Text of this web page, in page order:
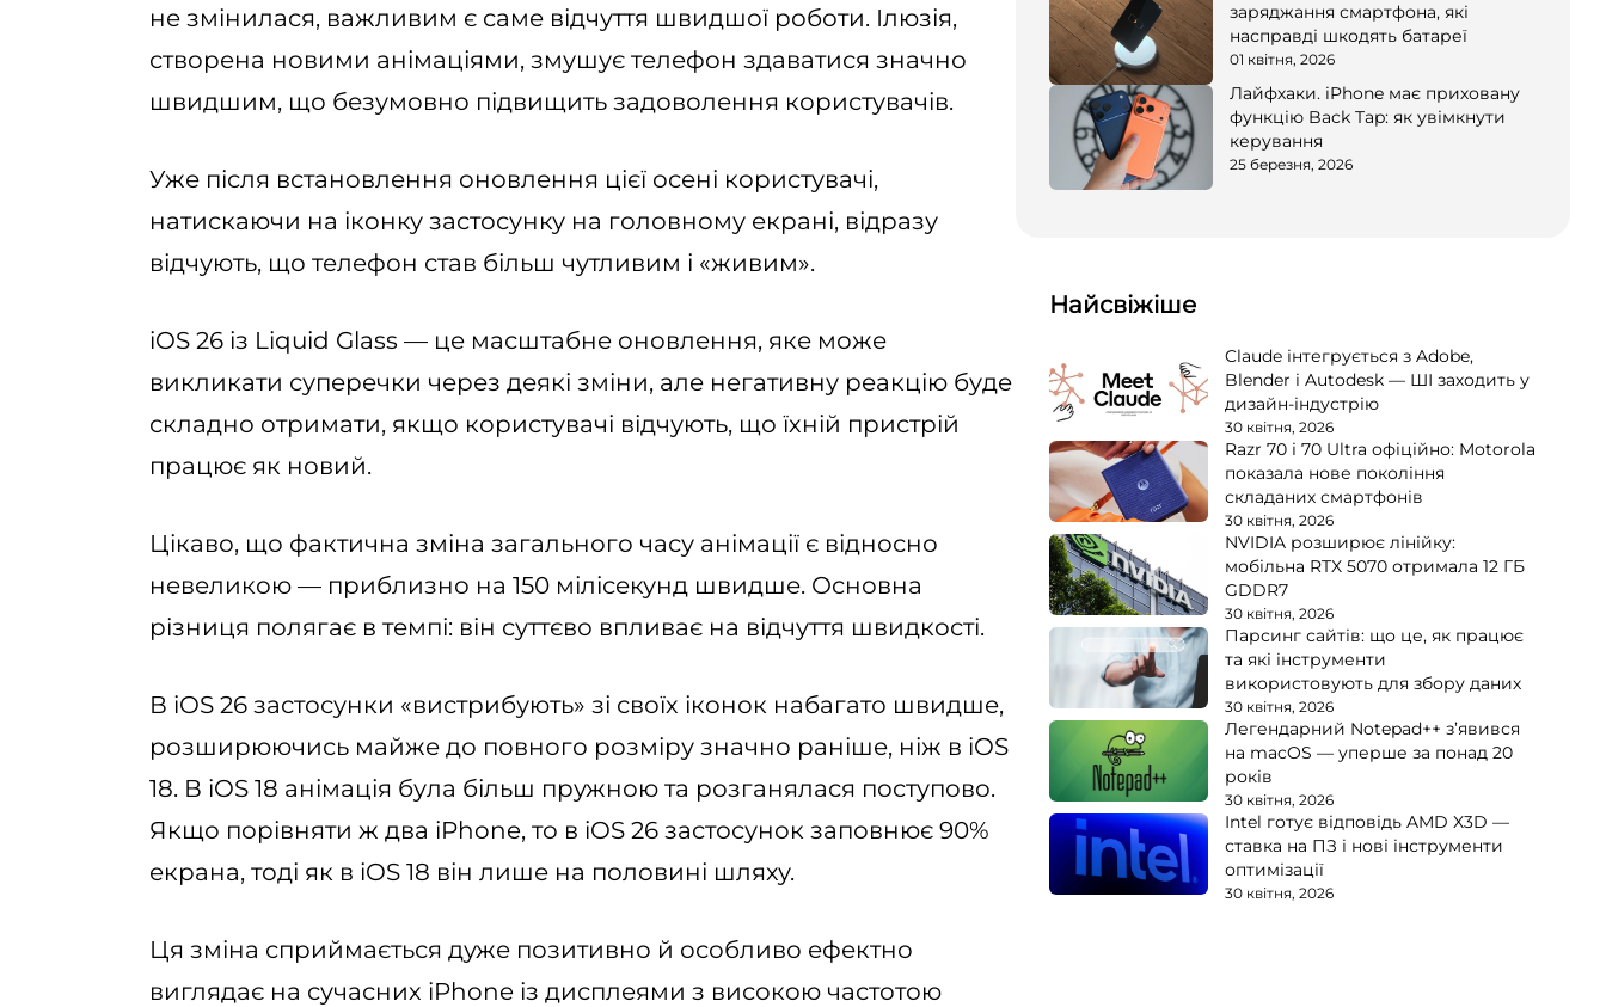
не змінилася, важливим є саме відчуття швидшої роботи. Ілюзія,
створена новими анімаціями, змушує телефон здаватися значно
швидшим, що безумовно підвищить задоволення користувачів.
Уже після встановлення оновлення цієї осені користувачі,
натискаючи на іконку застосунку на головному екрані, відразу
відчують, що телефон став більш чутливим і «живим».
iOS 26 із Liquid Glass — це масштабне оновлення, яке може
викликати суперечки через деякі зміни, але негативну реакцію буде
складно отримати, якщо користувачі відчують, що їхній пристрій
працює як новий.
Цікаво, що фактична зміна загального часу анімації є відносно
невеликою — приблизно на 150 мілісекунд швидше. Основна
різниця полягає в темпі: він суттєво впливає на відчуття швидкості.
В iOS 26 застосунки «вистрибують» зі своїх іконок набагато швидше,
розширюючись майже до повного розміру значно раніше, ніж в iOS
18. В iOS 18 анімація була більш пружною та розганялася поступово.
Якщо порівняти ж два iPhone, то в iOS 26 застосунок заповнює 90%
екрана, тоді як в iOS 18 він лише на половині шляху.
Ця зміна сприймається дуже позитивно й особливо ефектно
виглядає на сучасних iPhone із дисплеями з високою частотою
заряджання смартфона, які
насправді шкодять батареї
01 квітня, 2026
Лайфхаки. iPhone має приховану
функцію Back Tap: як увімкнути
керування
25 березня, 2026
Найсвіжіше
Claude інтегрується з Adobe,
Blender і Autodesk — ШІ заходить у
дизайн-індустрію
30 квітня, 2026
Razr 70 і 70 Ultra офіційно: Motorola
показала нове покоління
складаних смартфонів
30 квітня, 2026
NVIDIA розширює лінійку:
мобільна RTX 5070 отримала 12 ГБ
GDDR7
30 квітня, 2026
Парсинг сайтів: що це, як працює
та які інструменти
використовують для збору даних
30 квітня, 2026
Легендарний Notepad++ з’явився
на macOS — уперше за понад 20
років
30 квітня, 2026
Intel готує відповідь AMD X3D —
ставка на ПЗ і нові інструменти
оптимізації
30 квітня, 2026